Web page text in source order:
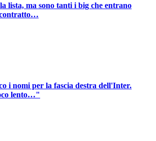
lista, ma sono tanti i big che entrano
contratto…
i nomi per la fascia destra dell'Inter.
lento…"